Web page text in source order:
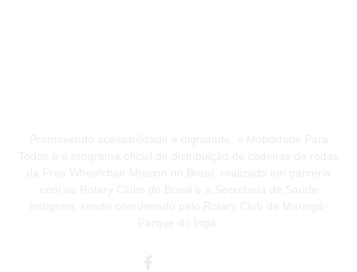
Promovendo acessibilidade e dignidade, o Mobilidade Para
Todos é o programa oficial de distribuição de cadeiras de rodas
da Free Wheelchair Mission no Brasil, realizado em parceria
com os Rotary Clubs do Brasil e a Secretaria de Saúde
Indígena, sendo coordenado pelo Rotary Club de Maringá-
Parque do Ingá.
Facebook-